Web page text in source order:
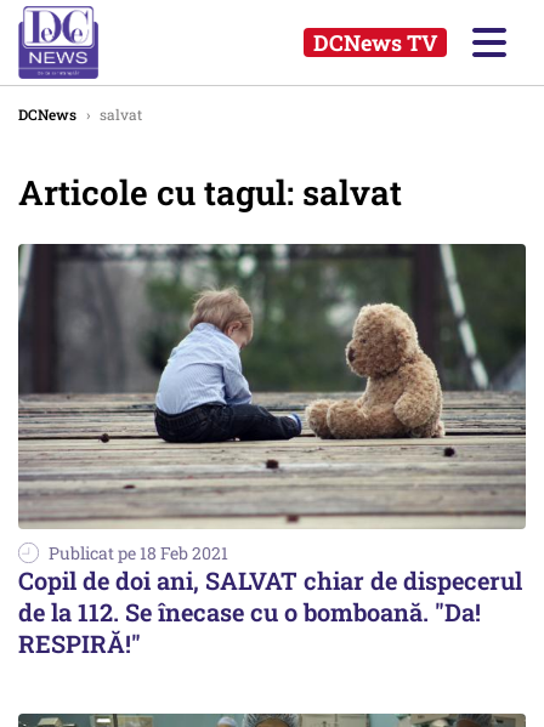
DCNews TV
DCNews › salvat
Articole cu tagul: salvat
Publicat pe 18 Feb 2021
Copil de doi ani, SALVAT chiar de dispecerul
de la 112. Se înecase cu o bomboană. "Da!
RESPIRĂ!"